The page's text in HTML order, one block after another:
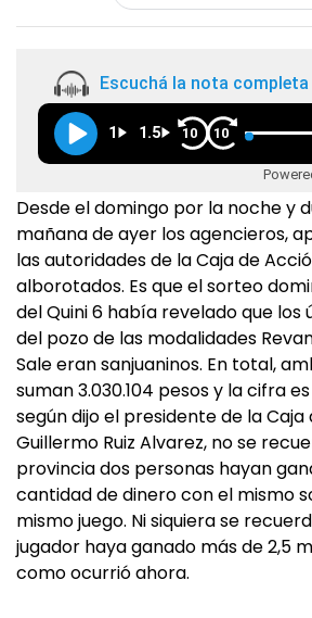
Escuchá la nota completa
1 1.5 10 10
Desde el domingo por la noche y
mañana de ayer los agencieros,
las autoridades de la Caja de
alborotados. Es que el sorteo
del Quini 6 había revelado que los
del pozo de las modalidades
Sale eran sanjuaninos. En total,
suman 3.030.104 pesos y la cifra
según dijo el presidente de la Caja
Guillermo Ruiz Alvarez, no se
provincia dos personas hayan
cantidad de dinero con el mismo
mismo juego. Ni siquiera se
jugador haya ganado más de 2,5
como ocurrió ahora.